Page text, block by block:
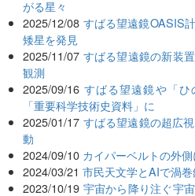
がる星々
2025/12/08 すばる望遠鏡OASIS
矮星を発見
2025/11/07 すばる望遠鏡の新装
観測
2025/09/16 すばる望遠鏡や「
「重要科学技術史資料」に
2025/01/17 すばる望遠鏡の超広
動
2024/09/10 カイパーベルトの外
2024/03/21 市民天文学とAIで渦
2023/10/19 宇宙から降り注ぐ宇